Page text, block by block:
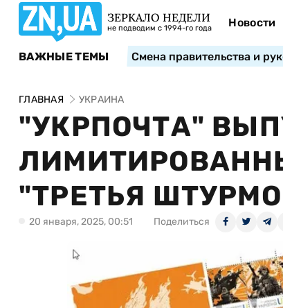
ЗЕРКАЛО НЕДЕЛИ
не подводим с 1994-го года Новости
ВАЖНЫЕ ТЕМЫ Смена правительства и
ГЛАВНАЯ УКРАИНА
"УКРПОЧТА"
"ТРЕТЬЯ
20 января, 2025, 00:51 Поделиться